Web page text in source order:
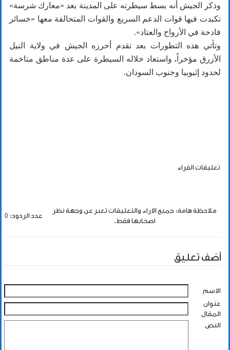
وذكر الجيش أنه بسط سيطرته على المدينة بعد «معارك شرسة»
تكبدت فيها قوات الدعم السريع والقوات المتحالفة معها «خسائر
فادحة في الأرواح والعتاد».
وتأتي هذه التطورات بعد تقدم أحرزه الجيش في ولاية النيل
الأزرق مؤخراً، واستعاد خلاله السيطرة على عدة مناطق متاخمة
لحدود إثيوبيا وجنوب السودان.
تعليقات القراء
ملاحظة هامة: جميع الاراء والتعليقات تعبر عن وجهة نظر
اصحابها فقط.
عدد الردود: 0
أضف تعليق
الاسم
عنوان
المقال
النص